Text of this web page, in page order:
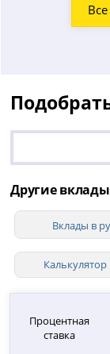
Другие
Вклады в
Калькулятор
Процентная
ставка